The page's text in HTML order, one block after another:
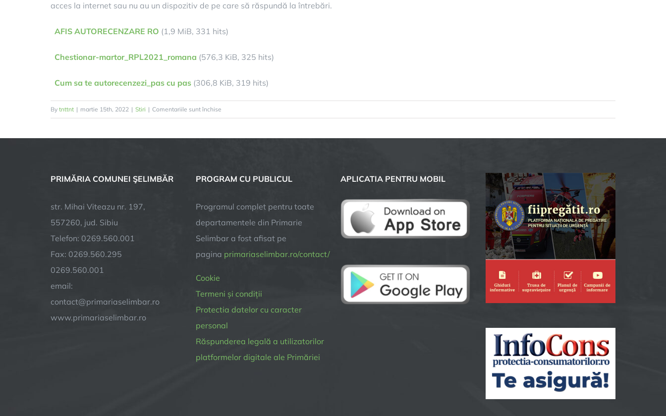
acces la internet sau nu au un dispozitiv de pe care să răspundă la întrebări.
AFIS AUTORECENZARE RO (1,9 MiB, 331 hits)
Chestionar-martor_RPL2021_romana (576,3 KiB, 325 hits)
Cum sa te autorecenzezi_pas cu pas (306,8 KiB, 319 hits)
By tnttnt | martie 15th, 2022 | Stiri | Comentariile sunt închise
A
să
singuri
online
PRIMĂRIA COMUNEI ŞELIMBĂR
str. Mihai Viteazu nr. 197,
557260, jud. Sibiu
Telefon: 0269.560.001
Fax: 0269.560.295
0269.560.001
email:
contact@primariaselimbar.ro
www.primariaselimbar.ro
PROGRAM CU PUBLICUL
Programul complet pentru toate
departamentele din Primarie
Selimbar a fost afisat pe
pagina primariaselimbar.ro/contact/
Cookie
Termeni și condiții
Protectia datelor cu caracter
personal
Răspunderea legală a utilizatorilor
platformelor digitale ale Primăriei
APLICATIA PENTRU MOBIL